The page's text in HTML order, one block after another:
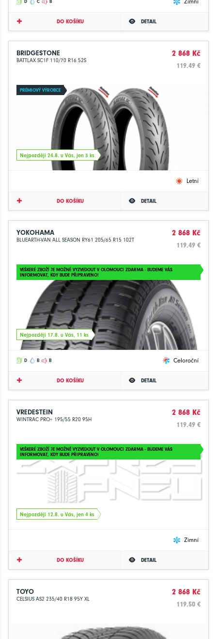
D C B
DO KOŠÍKU DETAIL
BRIDGESTONE
BATTLAX SC1F 110/70 R16 52S
2 868 Kč
119.49 €
PRÉMIOVÝ VÝROBCE
Nejpozději 24.8. u Vás, jen 3 ks
Letní
DO KOŠÍKU DETAIL
YOKOHAMA
BLUEARTH-VAN ALL SEASON RY61 205/65 R15 102T
2 868 Kč
119.49 €
VEŠKERÉ ZBOŽÍ JE MOŽNÉ VYZVEDOUT V OLOMOUCI ZDARMA - BUDEME VÁS
INFORMOVAT, KDY BUDE PŘIPRAVENO!
Nejpozději 17.8. u Vás, 11 ks
D B B Celoroční
DO KOŠÍKU DETAIL
VREDESTEIN
WINTRAC PRO+ 195/55 R20 95H
2 868 Kč
119.49 €
VEŠKERÉ ZBOŽÍ JE MOŽNÉ VYZVEDOUT V OLOMOUCI ZDARMA - BUDEME VÁS
INFORMOVAT, KDY BUDE PŘIPRAVENO!
Nejpozději 12.8. u Vás, jen 4 ks
Zimní
DO KOŠÍKU DETAIL
TOYO
CELSIUS AS2 235/40 R18 95Y XL
2 868 Kč
119.50 €